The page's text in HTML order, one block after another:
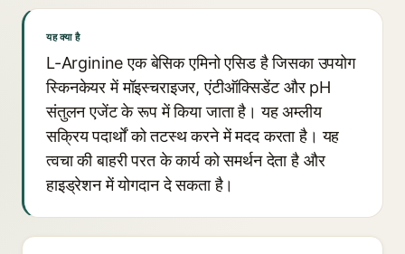
यह क्या है
L-Arginine एक बेसिक एमिनो एसिड है जिसका उपयोग
स्किनकेयर में मॉइस्चराइजर, एंटीऑक्सिडेंट और pH
संतुलन एजेंट के रूप में किया जाता है। यह अम्लीय
सक्रिय पदार्थों को तटस्थ करने में मदद करता है। यह
त्वचा की बाहरी परत के कार्य को समर्थन देता है और
हाइड्रेशन में योगदान दे सकता है।